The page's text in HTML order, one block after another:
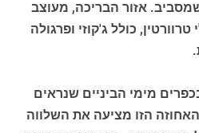
אזור הבריכה, מעוצב
כולל ג'קוזי ופרגולה
מימי הביניים שנראים
האחוזה הזו מציעה את השלווה